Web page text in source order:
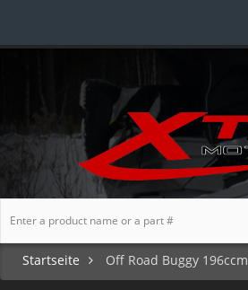
Startseite Off Road Buggy 196ccm